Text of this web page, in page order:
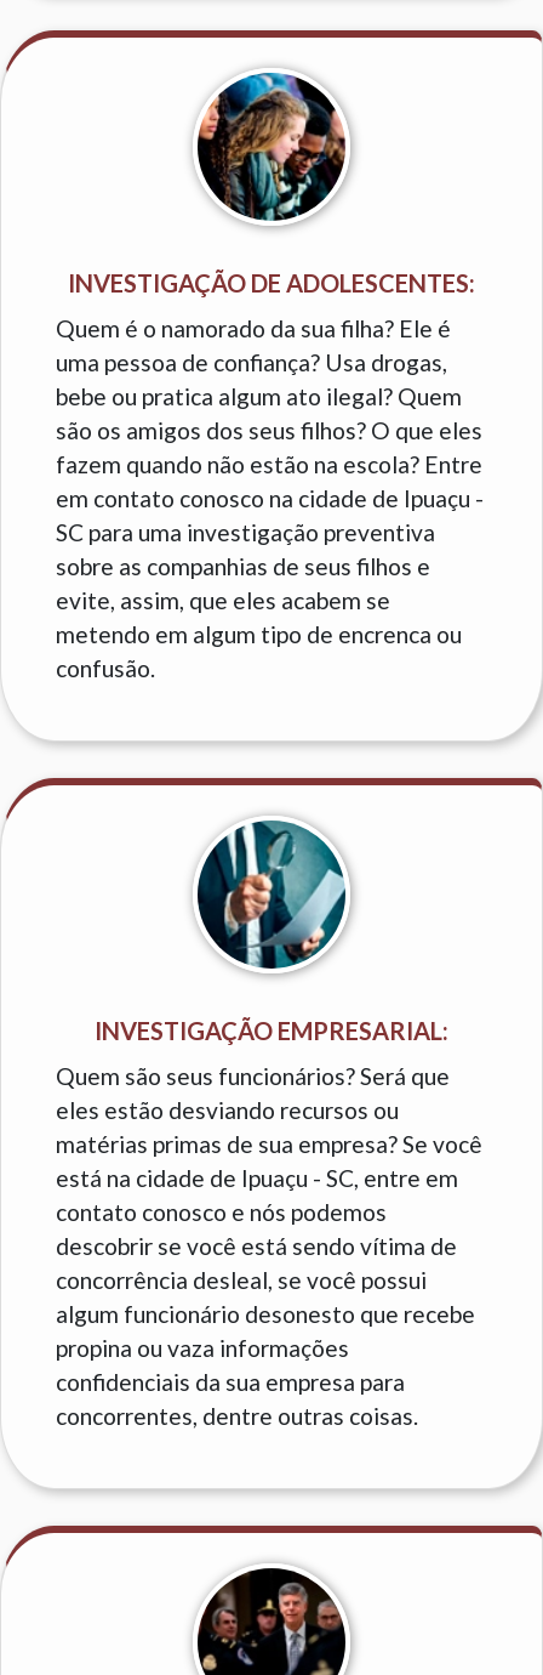
INVESTIGAÇÃO DE ADOLESCENTES:
Quem é o namorado da sua filha? Ele é
uma pessoa de confiança? Usa drogas,
bebe ou pratica algum ato ilegal? Quem
são os amigos dos seus filhos? O que eles
fazem quando não estão na escola? Entre
em contato conosco na cidade de Ipuaçu -
SC para uma investigação preventiva
sobre as companhias de seus filhos e
evite, assim, que eles acabem se
metendo em algum tipo de encrenca ou
confusão.
INVESTIGAÇÃO EMPRESARIAL:
Quem são seus funcionários? Será que
eles estão desviando recursos ou
matérias primas de sua empresa? Se você
está na cidade de Ipuaçu - SC, entre em
contato conosco e nós podemos
descobrir se você está sendo vítima de
concorrência desleal, se você possui
algum funcionário desonesto que recebe
propina ou vaza informações
confidenciais da sua empresa para
concorrentes, dentre outras coisas.